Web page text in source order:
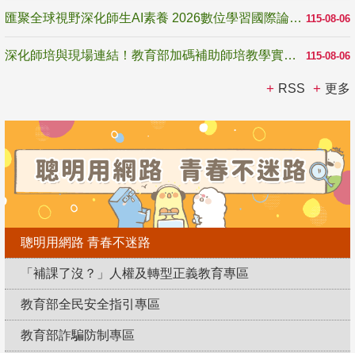
115-08-06
匯聚全球視野深化師生AI素養 2026數位學習國際論壇高雄登場
115-08-06
深化師培與現場連結！教育部加碼補助師培教學實踐研究 10月師培國際研討會交流教學實踐經驗
RSS 更多
聰明用網路 青春不迷路
「補課了沒？」人權及轉型正義教育專區
教育部全民安全指引專區
教育部詐騙防制專區